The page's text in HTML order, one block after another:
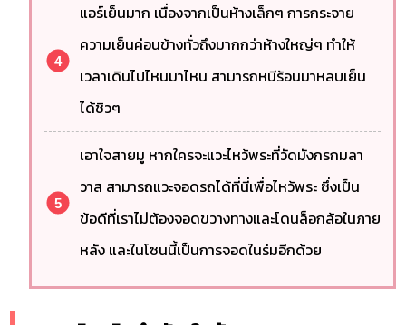
แอร์เย็นมาก เนื่องจากเป็นห้างเล็กๆ การกระจาย
ความเย็นค่อนข้างทั่วถึงมากกว่าห้างใหญ่ๆ ทำให้
เวลาเดินไปไหนมาไหน สามารถหนีร้อนมาหลบเย็น
ได้ชิวๆ
เอาใจสายมู หากใครจะแวะไหว้พระที่วัดมังกรกมลา
วาส สามารถแวะจอดรถได้ที่นี่เพื่อไหว้พระ ซึ่งเป็น
ข้อดีที่เราไม่ต้องจอดขวางทางและโดนล็อกล้อในภาย
หลัง และในโซนนี้เป็นการจอดในร่มอีกด้วย